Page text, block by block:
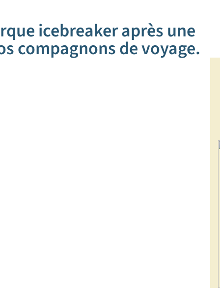
icebreaker après une
compagnons de voyage.